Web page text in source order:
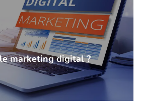
marketing digital ?